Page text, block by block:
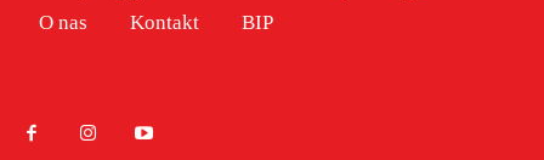
O nas
Kontakt BIP